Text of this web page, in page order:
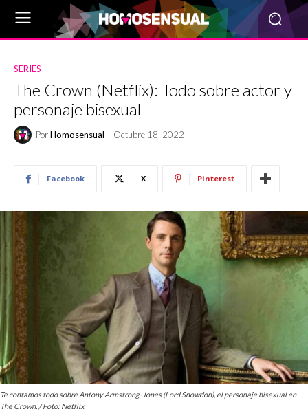
SERIES
The Crown (Netflix): Todo sobre actor y
personaje bisexual
PorHomosensual Octubre 18, 2022
Facebook X Pinterest
Te contamos todo sobre Antony Armstrong-Jones (Lord Snowdon), el personaje bisexual en
The Crown. / Foto: Netflix